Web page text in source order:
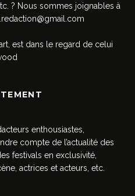
? Nous sommes joignables à
est dans le regard de celui
enthousiastes,
compte de l’actualité des
festivals en exclusivité,
actrices et acteurs, etc.